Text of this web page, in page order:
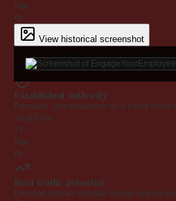
Age
6y
View historical screenshot
Why
Every claim below is backed by verified
Established authority
Premium .com extension on a name
Trust Flow
23
Age
6y
Real traffic potential
Demand signals indicate strong ranking